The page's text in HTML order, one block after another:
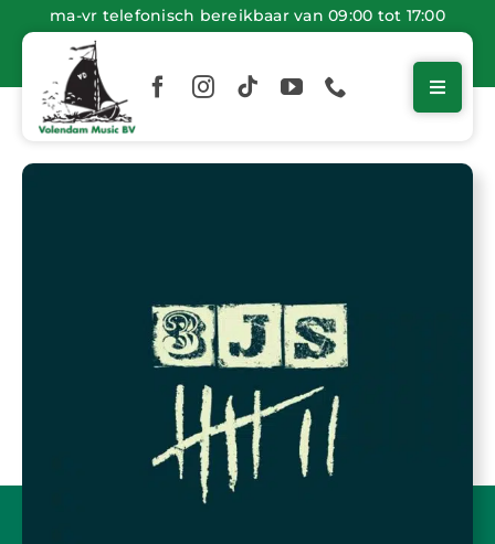
naar
ma-vr telefonisch bereikbaar van 09:00 tot 17:00